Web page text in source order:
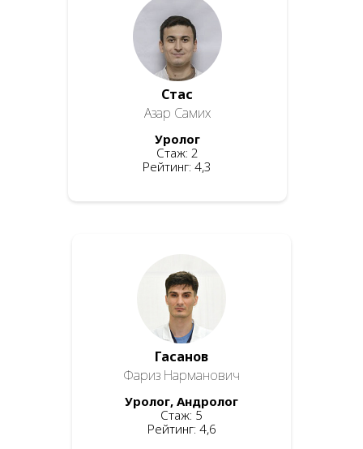
Стас
Азар Самих
Уролог
Стаж: 2
Рейтинг: 4,3
Гасанов
Фариз Нарманович
Уролог, Андролог
Стаж: 5
Рейтинг: 4,6